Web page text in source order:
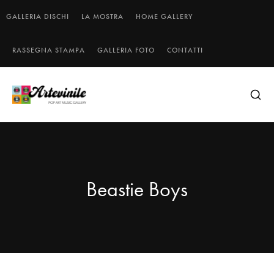
GALLERIA DISCHI LA MOSTRA HOME GALLERY
RASSEGNA STAMPA GALLERIA FOTO CONTATTI
Beastie Boys